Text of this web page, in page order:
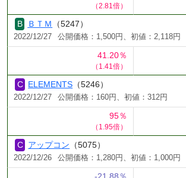
（2.81倍）
ＢＴＭ （5247）
2022/12/27 公開価格：1,500円、初値：2,118円
41.20％
（1.41倍）
ELEMENTS （5246）
2022/12/27 公開価格：160円、初値：312円
95％
（1.95倍）
アップコン （5075）
2022/12/26 公開価格：1,280円、初値：1,000円
-21.88％